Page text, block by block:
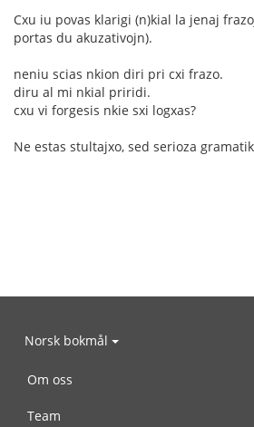
Cxu iu povas klarigi (n)kial la jenaj
portas du akuzativojn).
neniu scias nkion diri pri cxi frazo.
diru al mi nkial priridi.
cxu vi forgesis nkie sxi logxas?
Ne estas stultajxo, sed serioza
Norsk bokmål
Om oss
Team